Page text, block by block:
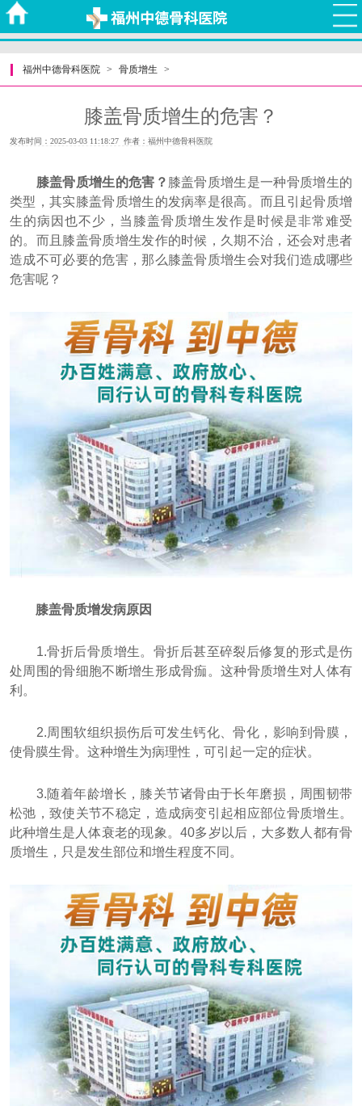
福州中德骨科医院 > 骨质增生 >
膝盖骨质增生的危害？
发布时间：2025-03-03 11:18:27 作者：福州中德骨科医院
膝盖骨质增生的危害？ 膝盖骨质增生是一种骨质增生的
类型，其实膝盖骨质增生的发病率是很高。而且引起骨质增
生的病因也不少，当膝盖骨质增生发作是时候是非常难受
的。而且膝盖骨质增生发作的时候，久期不治，还会对患者
造成不可必要的危害，那么膝盖骨质增生会对我们造成哪些
危害呢？
膝盖骨质增发病原因
1.骨折后骨质增生。骨折后甚至碎裂后修复的形式是伤
处周围的骨细胞不断增生形成骨痂。这种骨质增生对人体有
利。
2.周围软组织损伤后可发生钙化、骨化，影响到骨膜，
使骨膜生骨。这种增生为病理性，可引起一定的症状。
3.随着年龄增长，膝关节诸骨由于长年磨损，周围韧带
松弛，致使关节不稳定，造成病变引起相应部位骨质增生。
此种增生是人体衰老的现象。40多岁以后，大多数人都有骨
质增生，只是发生部位和增生程度不同。